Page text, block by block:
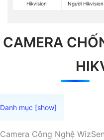
Hikvision
Người Hikvision
CAMERA
Camera Công Nghệ